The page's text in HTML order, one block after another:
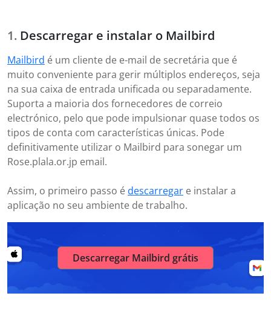
Descarregar e instalar o Mailbird
Mailbird é um cliente de e-mail de secretária que é
muito conveniente para gerir múltiplos endereços, seja
na sua caixa de entrada unificada ou separadamente.
Suporta a maioria dos fornecedores de correio
electrónico, pelo que pode impulsionar quase todos os
tipos de conta com características únicas. Pode
definitivamente utilizar o Mailbird para sonegar um
Rose.plala.or.jp email.
Assim, o primeiro passo é descarregar e instalar a
aplicação no seu ambiente de trabalho.
Descarregar Mailbird grátis